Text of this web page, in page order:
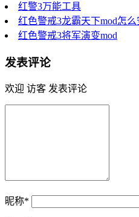
红警3万能工具
红色警戒3龙霸天下mod怎么
红色警戒3将军演变mod
发表评论
欢迎 访客 发表评论
昵称*